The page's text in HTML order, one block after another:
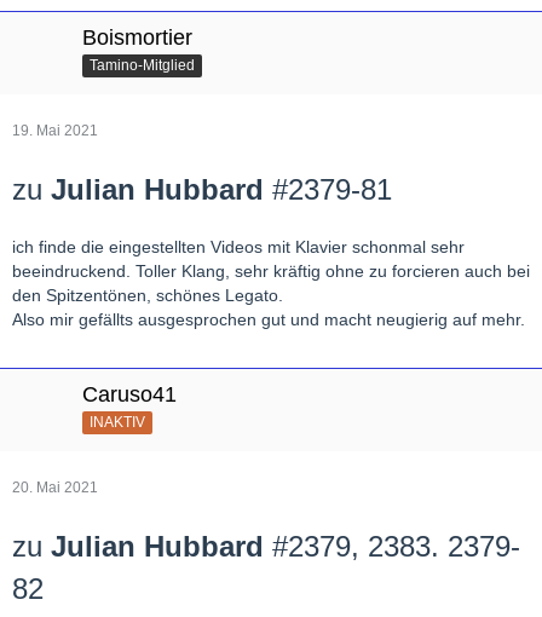
Boismortier
Tamino-Mitglied
19. Mai 2021
zu Julian Hubbard #2379-81
ich finde die eingestellten Videos mit Klavier schonmal sehr
beeindruckend. Toller Klang, sehr kräftig ohne zu forcieren auch bei
den Spitzentönen, schönes Legato.
Also mir gefällts ausgesprochen gut und macht neugierig auf mehr.
Caruso41
INAKTIV
20. Mai 2021
zu Julian Hubbard #2379, 2383. 2379-
82